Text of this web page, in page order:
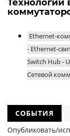
Технологии
Ethernet-
- Ethernet-
Switch Hub -
Сетевой
СОБЫТИЯ
Опубликовать/